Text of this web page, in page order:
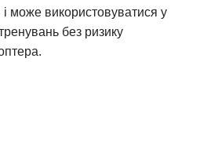
може використовуватися у
без ризику